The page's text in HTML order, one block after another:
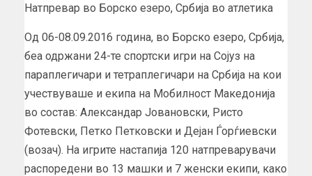
Натпревар во Борско езеро, Србија во атлетика
Од 06-08.09.2016 година, во Борско езеро, Србија,
беа одржани 24-те спортски игри на Сојуз на
параплегичари и тетраплегичари на Србија на кои
учествуваше и екипа на Мобилност Македонија
во состав: Александар Јовановски, Ристо
Фотевски, Петко Петковски и Дејан Ѓорѓиевски
(возач). На игрите настапија 120 натпреварувачи
распоредени во 13 машки и 7 женски екипи, како